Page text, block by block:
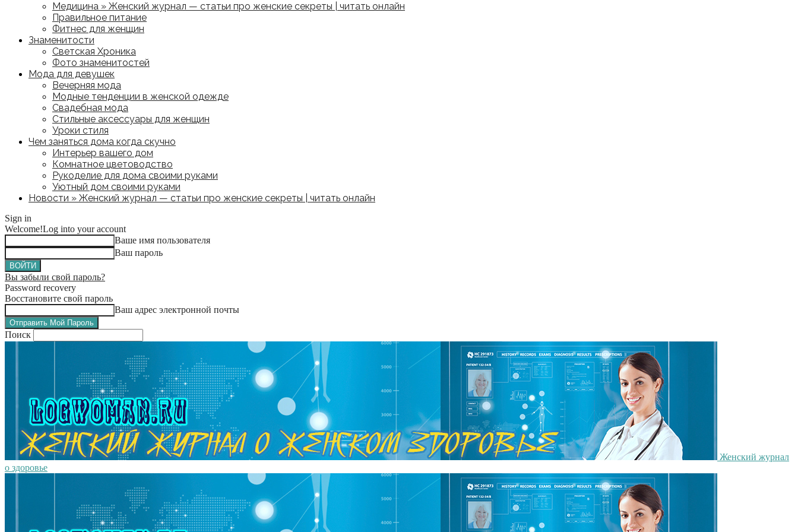
Медицина » Женский журнал — статьи про женские секреты | читать онлайн
Правильное питание
Фитнес для женщин
Знаменитости
Светская Хроника
Фото знаменитостей
Мода для девушек
Вечерняя мода
Модные тенденции в женской одежде
Свадебная мода
Стильные аксессуары для женщин
Уроки стиля
Чем заняться дома когда скучно
Интерьер вашего дом
Комнатное цветоводство
Рукоделие для дома своими руками
Уютный дом своими руками
Новости » Женский журнал — статьи про женские секреты | читать онлайн
Sign in
Welcome!Log into your account
Ваше имя пользователя
Ваш пароль
Вы забыли свой пароль?
Password recovery
Восстановите свой пароль
Ваш адрес электронной почты
Поиск
Женский журнал
о здоровье